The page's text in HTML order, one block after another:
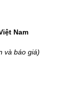
Nam
và báo giá)